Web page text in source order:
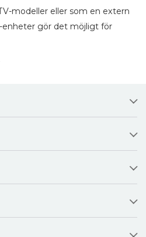
modeller eller som en extern
enheter gör det möjligt för